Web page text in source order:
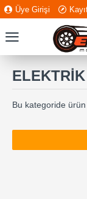
Üye Girişi
Bu kategoride ürün